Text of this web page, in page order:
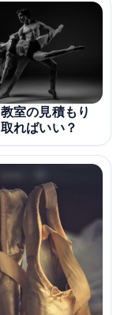
室の見積もり
ればいい？